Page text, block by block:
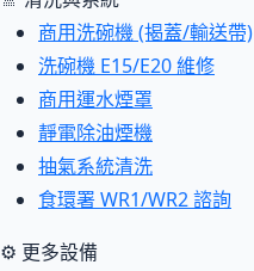
商用洗碗機 (揭蓋/輸送帶)
洗碗機 E15/E20 維修
商用運水煙罩
靜電除油煙機
抽氣系統清洗
食環署 WR1/WR2 諮詢
⚙ 更多設備